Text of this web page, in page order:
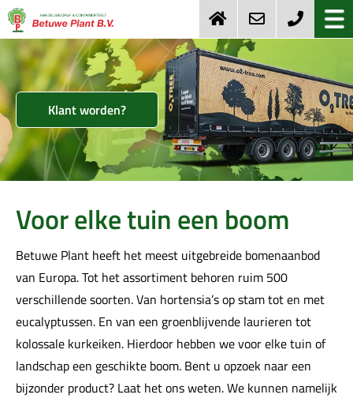
Klant worden?
Voor elke tuin een boom
Betuwe Plant heeft het meest uitgebreide bomenaanbod
van Europa. Tot het assortiment behoren ruim 500
verschillende soorten. Van hortensia’s op stam tot en met
eucalyptussen. En van een groenblijvende laurieren tot
kolossale kurkeiken. Hierdoor hebben we voor elke tuin of
landschap een geschikte boom. Bent u opzoek naar een
bijzonder product? Laat het ons weten. We kunnen namelijk